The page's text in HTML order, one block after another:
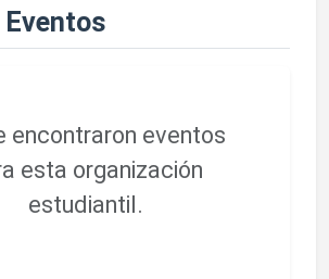
encontraron eventos
esta organización
estudiantil.